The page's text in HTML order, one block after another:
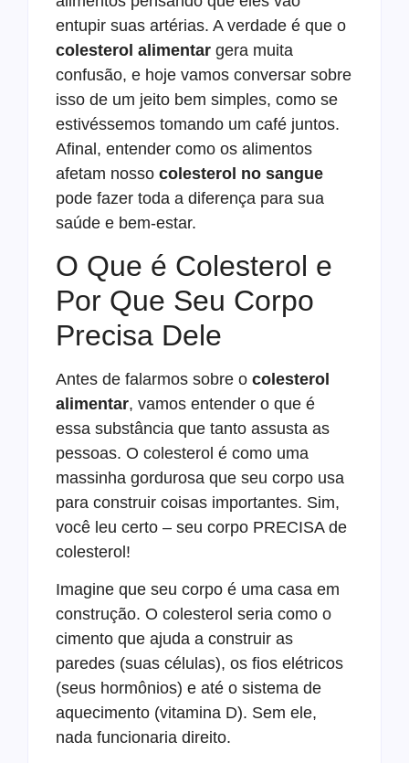
entupir suas artérias. A verdade é que o
colesterol alimentar gera muita
confusão, e hoje vamos conversar sobre
isso de um jeito bem simples, como se
estivéssemos tomando um café juntos.
Afinal, entender como os alimentos
afetam nosso colesterol no sangue
pode fazer toda a diferença para sua
saúde e bem-estar.
O Que é Colesterol e
Por Que Seu Corpo
Precisa Dele
Antes de falarmos sobre o colesterol
alimentar, vamos entender o que é
essa substância que tanto assusta as
pessoas. O colesterol é como uma
massinha gordurosa que seu corpo usa
para construir coisas importantes. Sim,
você leu certo – seu corpo PRECISA de
colesterol!
Imagine que seu corpo é uma casa em
construção. O colesterol seria como o
cimento que ajuda a construir as
paredes (suas células), os fios elétricos
(seus hormônios) e até o sistema de
aquecimento (vitamina D). Sem ele,
nada funcionaria direito.